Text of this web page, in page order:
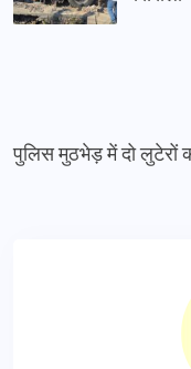
पुलिस मुठभेड़ में दो लुटेरों